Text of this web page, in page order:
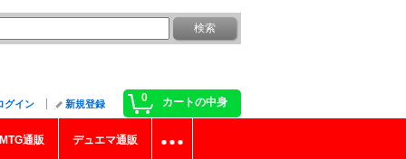
0 カートの中身
グイン 新規登録
MTG通販 デュエマ通販